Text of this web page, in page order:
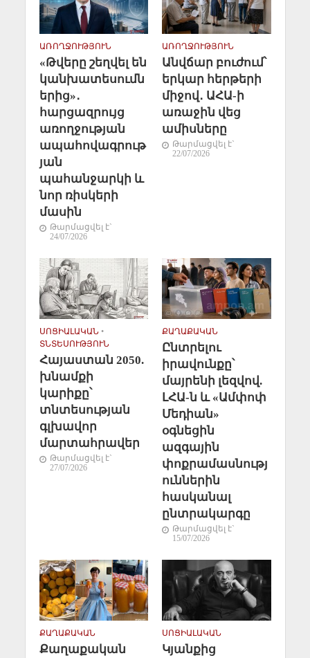
ԱՌՈՂՋՈՒԹՅՈՒՆ
«Թվերը շեղվել են
կանխատեսումն
երից»․
հարցազրույց
առողջության
ապահովագրութ
յան
պահանջարկի և
նոր ռիսկերի
մասին
Թարմացվել է`
24/07/2026
ԱՌՈՂՋՈՒԹՅՈՒՆ
Անվճար բուժում՝
երկար հերթերի
միջով․ ԱՀԱ-ի
առաջին վեց
ամիսները
Թարմացվել է`
22/07/2026
ՍՈՑԻԱԼԱԿԱՆ •
ՏՆՏԵՍՈՒԹՅՈՒՆ
Հայաստան 2050.
խնամքի
կարիքը՝
տնտեսության
գլխավոր
մարտահրավեր
Թարմացվել է`
27/07/2026
ՔԱՂԱՔԱԿԱՆ
Ընտրելու
իրավունքը՝
մայրենի լեզվով.
ԼՀԱ-ն և «Ամփոփ
Մեդիան»
օգնեցին
ազգային
փոքրամասնությ
ուններին
հասկանալ
ընտրակարգը
Թարմացվել է`
15/07/2026
ՔԱՂԱՔԱԿԱՆ
Քաղաքական
ՍՈՑԻԱԼԱԿԱՆ
Կյանքից